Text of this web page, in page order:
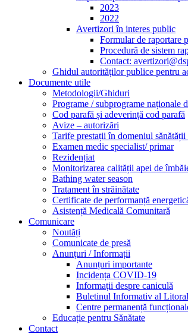
2023
2022
Avertizori în interes public
Formular de raportare
Procedură de sistem
Contact:
Ghidul autorităților publice pentru
Documente utile
Metodologii/Ghiduri
Programe / subprograme naționale
Cod parafă și adeverință cod parafă
Avize – autorizări
Tarife prestații în domeniul
Examen medic specialist/ primar
Rezidențiat
Monitorizarea calității apei de
Bathing water season
Tratament în străinătate
Certificate de performanță
Asistență Medicală Comunitară
Comunicare
Noutăți
Comunicate de presă
Anunțuri / Informații
Anunțuri importante
Incidența COVID-19
Informații despre caniculă
Buletinul Informativ al
Centre permanență
Educație pentru Sănătate
Contact